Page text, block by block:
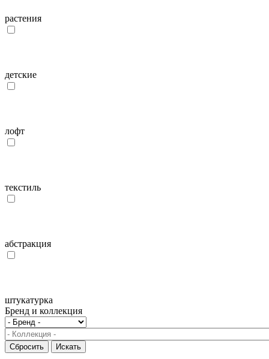
растения
детcкие
лофт
текстиль
абстракция
штукатурка
Бренд и коллекция